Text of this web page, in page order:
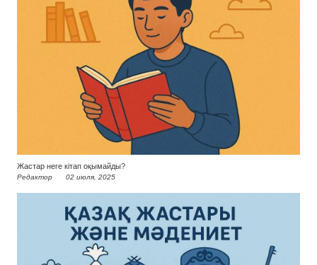
Жастар неге кітап оқымайды?
Редактор 02 июля, 2025